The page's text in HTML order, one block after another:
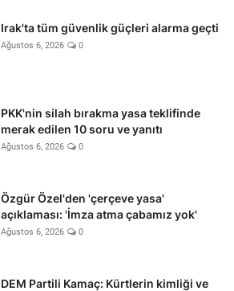
Irak'ta tüm güvenlik güçleri alarma geçti
Ağustos 6, 2026 0
PKK'nin silah bırakma yasa teklifinde
merak edilen 10 soru ve yanıtı
Ağustos 6, 2026 0
Özgür Özel'den 'çerçeve yasa'
açıklaması: 'İmza atma çabamız yok'
Ağustos 6, 2026 0
DEM Partili Kamaç: Kürtlerin kimliği ve